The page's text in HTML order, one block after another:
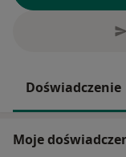
Doświadczenie
Moje